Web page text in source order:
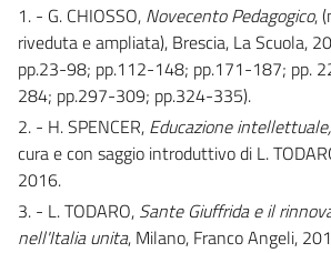
1. - G. CHIOSSO, Novecento Pedagogico,
riveduta e ampliata), Brescia, La Scuola,
pp.23-98; pp.112-148; pp.171-187; pp.
284; pp.297-309; pp.324-335).
2. - H. SPENCER, Educazione
cura e con saggio introduttivo di L.
2016.
3. - L. TODARO, Sante Giuffrida e il
nell'Italia unita, Milano, Franco Angeli,